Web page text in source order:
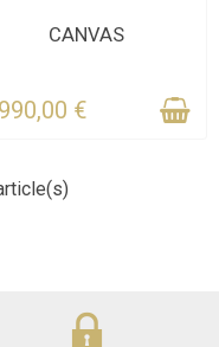
DERNIERS ARTICLES EN
CANVAS
€